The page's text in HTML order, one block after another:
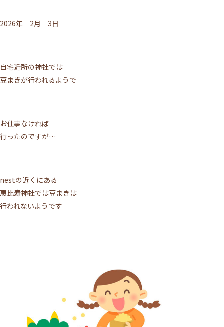
2026年 2月 3日
自宅近所の神社では
豆まきが行われるようで
お仕事なければ
行ったのですが…
nestの近くにある
恵比寿神社では豆まきは
行われないようです